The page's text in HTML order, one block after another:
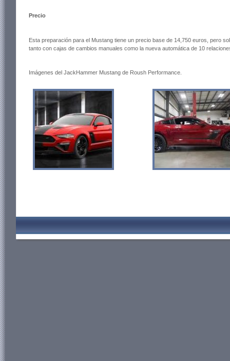
Precio
Esta preparación para el Mustang tiene un precio base de 14,750 euros, pero
tanto con cajas de cambios manuales como la nueva automática de 10
Imágenes del JackHammer Mustang de Roush Performance.